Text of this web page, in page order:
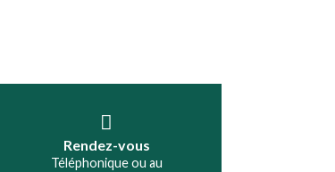
Rendez-vous
Téléphonique ou au